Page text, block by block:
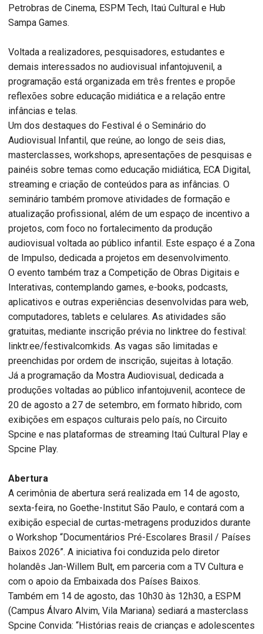
Petrobras de Cinema, ESPM Tech, Itaú Cultural e Hub
Sampa Games.
Voltada a realizadores, pesquisadores, estudantes e
demais interessados no audiovisual infantojuvenil, a
programação está organizada em três frentes e propõe
reflexões sobre educação midiática e a relação entre
infâncias e telas.
Um dos destaques do Festival é o Seminário do
Audiovisual Infantil, que reúne, ao longo de seis dias,
masterclasses, workshops, apresentações de pesquisas e
painéis sobre temas como educação midiática, ECA Digital,
streaming e criação de conteúdos para as infâncias. O
seminário também promove atividades de formação e
atualização profissional, além de um espaço de incentivo a
projetos, com foco no fortalecimento da produção
audiovisual voltada ao público infantil. Este espaço é a Zona
de Impulso, dedicada a projetos em desenvolvimento.
O evento também traz a Competição de Obras Digitais e
Interativas, contemplando games, e-books, podcasts,
aplicativos e outras experiências desenvolvidas para web,
computadores, tablets e celulares. As atividades são
gratuitas, mediante inscrição prévia no linktree do festival:
linktr.ee/festivalcomkids. As vagas são limitadas e
preenchidas por ordem de inscrição, sujeitas à lotação.
Já a programação da Mostra Audiovisual, dedicada a
produções voltadas ao público infantojuvenil, acontece de
20 de agosto a 27 de setembro, em formato híbrido, com
exibições em espaços culturais pelo país, no Circuito
Spcine e nas plataformas de streaming Itaú Cultural Play e
Spcine Play.
Abertura
A cerimônia de abertura será realizada em 14 de agosto,
sexta-feira, no Goethe-Institut São Paulo, e contará com a
exibição especial de curtas-metragens produzidos durante
o Workshop “Documentários Pré-Escolares Brasil / Países
Baixos 2026”. A iniciativa foi conduzida pelo diretor
holandês Jan-Willem Bult, em parceria com a TV Cultura e
com o apoio da Embaixada dos Países Baixos.
Também em 14 de agosto, das 10h30 às 12h30, a ESPM
(Campus Álvaro Alvim, Vila Mariana) sediará a masterclass
Spcine Convida: “Histórias reais de crianças e adolescentes